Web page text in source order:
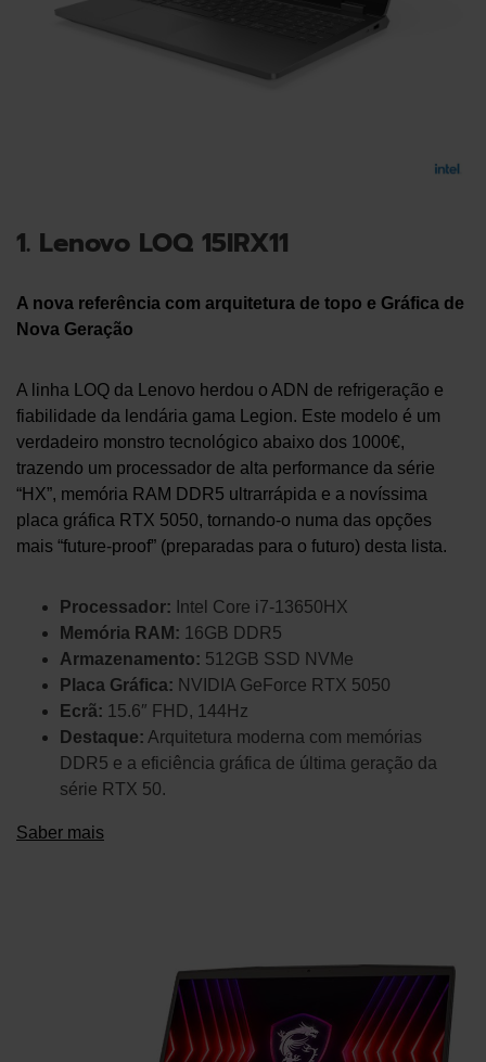
1. Lenovo LOQ 15IRX11
A nova referência com arquitetura de topo e Gráfica de
Nova Geração
A linha LOQ da Lenovo herdou o ADN de refrigeração e
fiabilidade da lendária gama Legion. Este modelo é um
verdadeiro monstro tecnológico abaixo dos 1000€,
trazendo um processador de alta performance da série
“HX”, memória RAM DDR5 ultrarrápida e a novíssima
placa gráfica RTX 5050, tornando-o numa das opções
mais “future-proof” (preparadas para o futuro) desta lista.
Processador: Intel Core i7-13650HX
Memória RAM: 16GB DDR5
Armazenamento: 512GB SSD NVMe
Placa Gráfica: NVIDIA GeForce RTX 5050
Ecrã: 15.6″ FHD, 144Hz
Destaque: Arquitetura moderna com memórias
DDR5 e a eficiência gráfica de última geração da
série RTX 50.
Saber mais